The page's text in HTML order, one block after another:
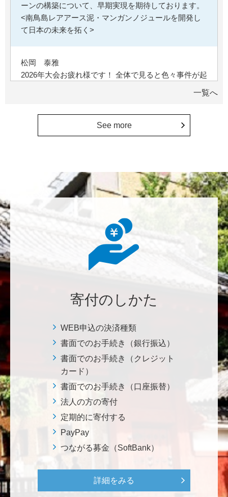
ーンの構築について、早期実現を期待しております。
<南鳥島レアアース泥・マンガンノジュールを開発し
て日本の未来を拓く>
松岡 泰雅
2026年大会お疲れ様です！ 全体で見ると色々事件が起
きた大会でしたが、無事に走り切れたとのことでおめ
でとうございます！ <東京大学フォーミュラファクト
まる中、専門的知見を分かりやすく伝え国民の理解向
上に貢献することこそ東大経済の社会的責務だと感
経済学研究科・経済学部支援基金>
図書館の益々の充実とご発展を陰ながら応援しており
植物が未来に繋がっている。 地球や室内の空気清浄、
浄化作用を行っていて、綺麗クリーンにしてくれてい
る。 植物、素晴らしい。 世界の学会でも、子供たち
にも、植物の素晴らしさ、凄さを伝えていってほし
い。 後世、子供たちにも、３千年後も
美味しいお寿司、刺身、美味しい魚、美味しい日本
米、酢飯 世界中の人々の舌を魅了している これから
も未来永劫 美味しいお寿司、刺身、日本米を子供た
一覧へ
See more
寄付のしかた
WEB申込の決済種類
書面でのお手続き（銀行振込）
書面でのお手続き（クレジット
カード）
書面でのお手続き（口座振替）
法人の方の寄付
定期的に寄付する
PayPay
つながる募金（SoftBank）
詳細をみる